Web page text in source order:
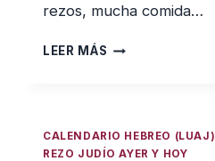
rezos, mucha comida…
LEER MÁS 4
MEJOR
CALENDARIO HEBREO (LUAJ)
REZO JUDÍO AYER Y HOY